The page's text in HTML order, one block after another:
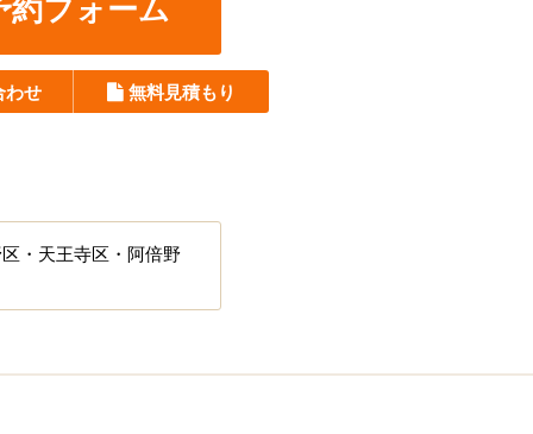
フォーム
せ 無料見積もり
・天王寺区・阿倍野